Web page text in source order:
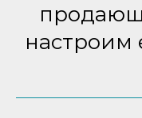
настроим